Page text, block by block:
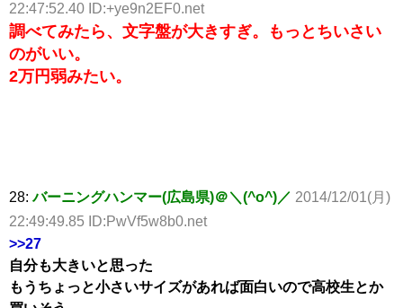
22:47:52.40 ID:+ye9n2EF0.net
調べてみたら、文字盤が大きすぎ。もっとちいさい
のがいい。
2万円弱みたい。
28:バーニングハンマー(広島県)＠＼(^o^)／ 2014/12/01(月)
22:49:49.85 ID:PwVf5w8b0.net
>>27
自分も大きいと思った
もうちょっと小さいサイズがあれば面白いので高校生とか